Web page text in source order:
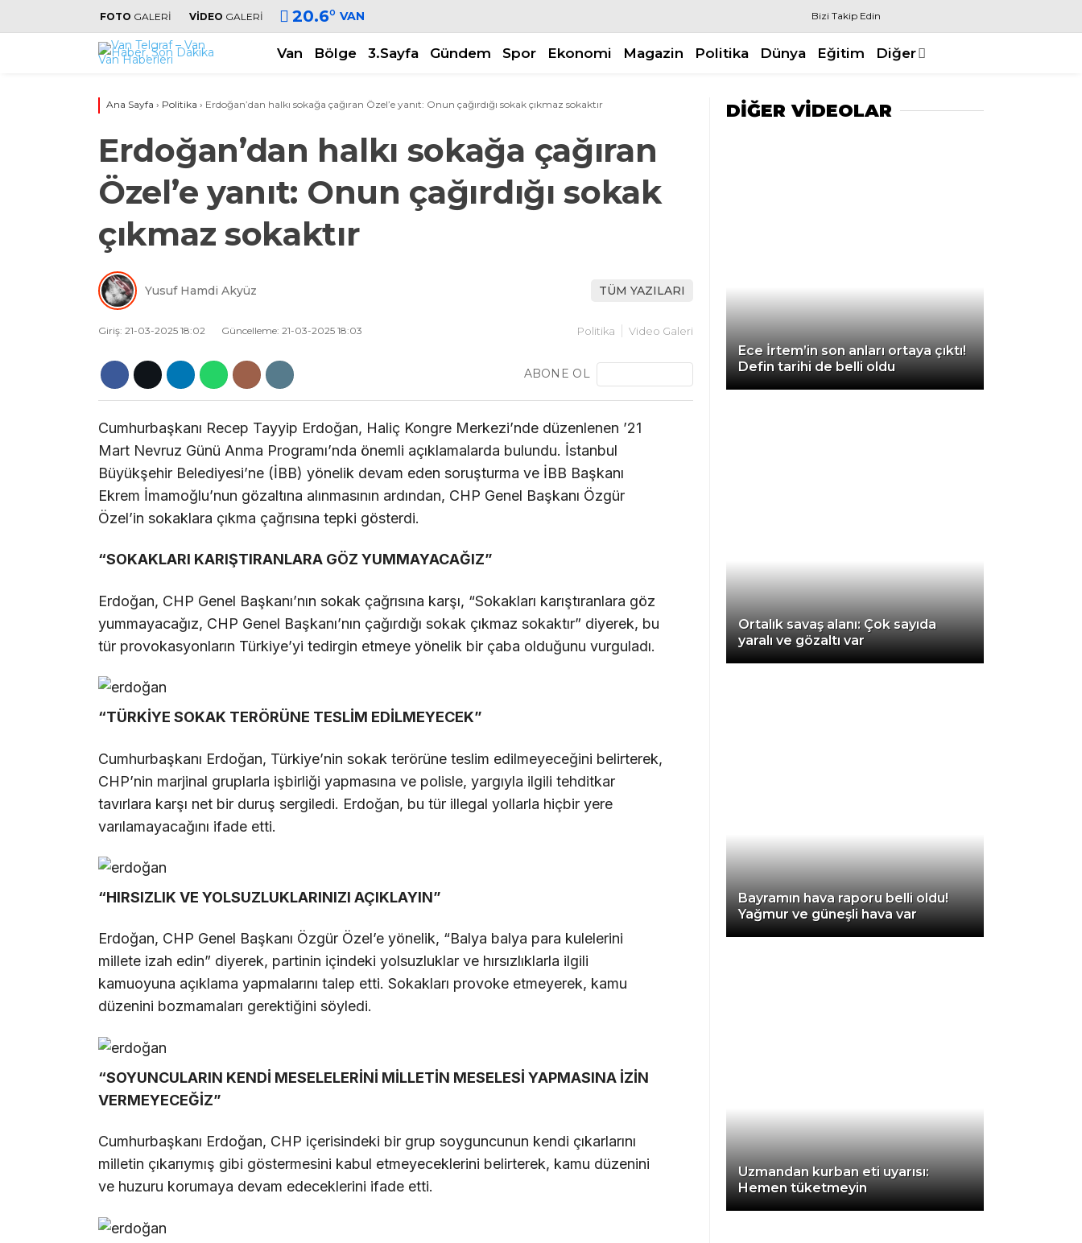
Magazin
Politika
Dünya
Instagram
Youtube
FOTO GALERİ VİDEO GALERİ 20.6° VAN Bizi Takip Edin
Van Bölge 3.Sayfa Gündem Spor Ekonomi Magazin Politika Dünya Eğitim Diğer
Ana Sayfa › Politika › Erdoğan’dan halkı sokağa çağıran Özel’e yanıt: Onun çağırdığı sokak çıkmaz sokaktır
Erdoğan’dan halkı sokağa çağıran
Özel’e yanıt: Onun çağırdığı sokak
çıkmaz sokaktır
Yusuf Hamdi Akyüz TÜM YAZILARI
Giriş: 21-03-2025 18:02 Güncelleme: 21-03-2025 18:03 Politika Video Galeri
ABONE OL
Cumhurbaşkanı Recep Tayyip Erdoğan, Haliç Kongre Merkezi’nde düzenlenen ’21
Mart Nevruz Günü Anma Programı’nda önemli açıklamalarda bulundu. İstanbul
Büyükşehir Belediyesi’ne (İBB) yönelik devam eden soruşturma ve İBB Başkanı
Ekrem İmamoğlu’nun gözaltına alınmasının ardından, CHP Genel Başkanı Özgür
Özel’in sokaklara çıkma çağrısına tepki gösterdi.
“SOKAKLARI KARIŞTIRANLARA GÖZ YUMMAYACAĞIZ”
Erdoğan, CHP Genel Başkanı’nın sokak çağrısına karşı, “Sokakları karıştıranlara göz
yummayacağız, CHP Genel Başkanı’nın çağırdığı sokak çıkmaz sokaktır” diyerek, bu
tür provokasyonların Türkiye’yi tedirgin etmeye yönelik bir çaba olduğunu vurguladı.
“TÜRKİYE SOKAK TERÖRÜNE TESLİM EDİLMEYECEK”
Cumhurbaşkanı Erdoğan, Türkiye’nin sokak terörüne teslim edilmeyeceğini belirterek,
CHP’nin marjinal gruplarla işbirliği yapmasına ve polisle, yargıyla ilgili tehditkar
tavırlara karşı net bir duruş sergiledi. Erdoğan, bu tür illegal yollarla hiçbir yere
varılamayacağını ifade etti.
“HIRSIZLIK VE YOLSUZLUKLARINIZI AÇIKLAYIN”
Erdoğan, CHP Genel Başkanı Özgür Özel’e yönelik, “Balya balya para kulelerini
millete izah edin” diyerek, partinin içindeki yolsuzluklar ve hırsızlıklarla ilgili
kamuoyuna açıklama yapmalarını talep etti. Sokakları provoke etmeyerek, kamu
düzenini bozmamaları gerektiğini söyledi.
“SOYUNCULARIN KENDİ MESELELERİNİ MİLLETİN MESELESİ YAPMASINA İZİN
VERMEYECEĞİZ”
Cumhurbaşkanı Erdoğan, CHP içerisindeki bir grup soyguncunun kendi çıkarlarını
milletin çıkarıymış gibi göstermesini kabul etmeyeceklerini belirterek, kamu düzenini
ve huzuru korumaya devam edeceklerini ifade etti.
DİĞER VİDEOLAR
Ece İrtem’in son anları ortaya çıktı!
Defin tarihi de belli oldu
Ortalık savaş alanı: Çok sayıda
yaralı ve gözaltı var
Bayramın hava raporu belli oldu!
Yağmur ve güneşli hava var
Uzmandan kurban eti uyarısı:
Hemen tüketmeyin